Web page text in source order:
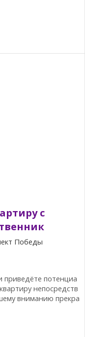
с
Победы
приведёте потенциа
непосредств
вниманию прекра